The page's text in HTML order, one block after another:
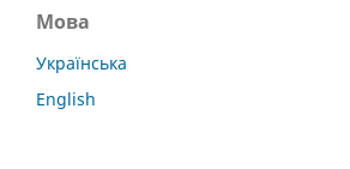
Мова
Українська
English